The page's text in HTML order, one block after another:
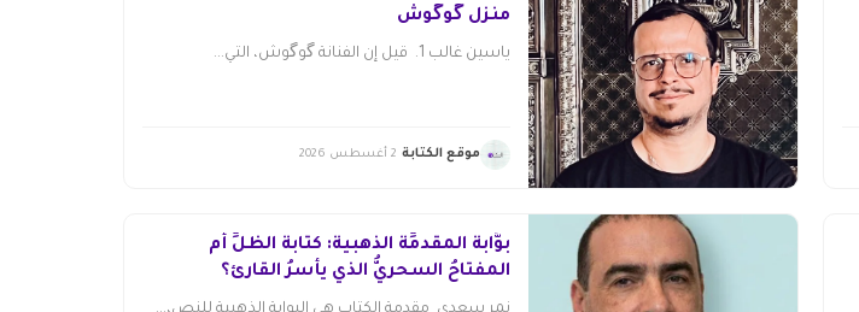
منزل گوگوش
ياسين غالب 1. قيل إن الفنانة گوگوش، التي...
موقع الكتابة 2 أغسطس 2026
بوَّابةُ المقدمِّة الذهبية: كتابةُ الظلِّ أم
المفتاحُ السحريُّ الذي يأسرُ القارئ؟